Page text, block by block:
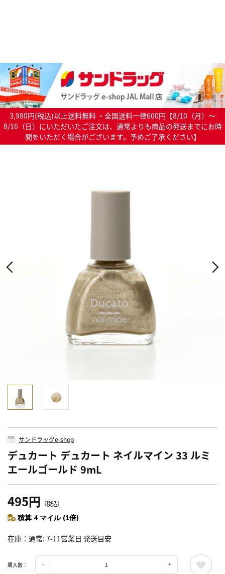
3,980円(税込)以上送料無料 ・全国送料一律600円【8/10（月）～
8/16（日）にいただいたご注文は、通常よりも商品の発送までにお時
間をいただく場合がございます。予めご了承ください】
サンドラッグe-shop
デュカート デュカート ネイルマイン 33 ルミ
エールゴールド 9mL
495円 （税込）
積算 4 マイル (1倍)
在庫 通常: 7-11営業日 発送目安
購入数：